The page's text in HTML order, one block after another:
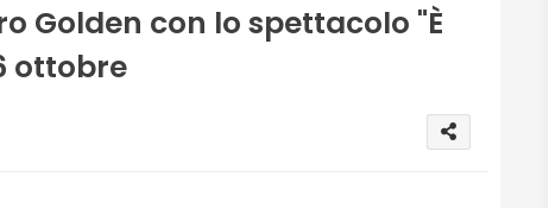
Golden con lo spettacolo "È
ottobre